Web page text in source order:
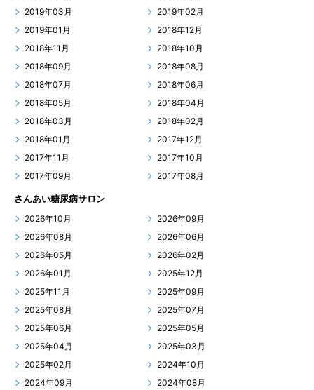
2019年03月
2019年02月
2019年01月
2018年12月
2018年11月
2018年10月
2018年09月
2018年08月
2018年07月
2018年06月
2018年05月
2018年04月
2018年03月
2018年02月
2018年01月
2017年12月
2017年11月
2017年10月
2017年09月
2017年08月
さんあい糖尿病サロン
2026年10月
2026年09月
2026年08月
2026年06月
2026年05月
2026年02月
2026年01月
2025年12月
2025年11月
2025年09月
2025年08月
2025年07月
2025年06月
2025年05月
2025年04月
2025年03月
2025年02月
2024年10月
2024年09月
2024年08月